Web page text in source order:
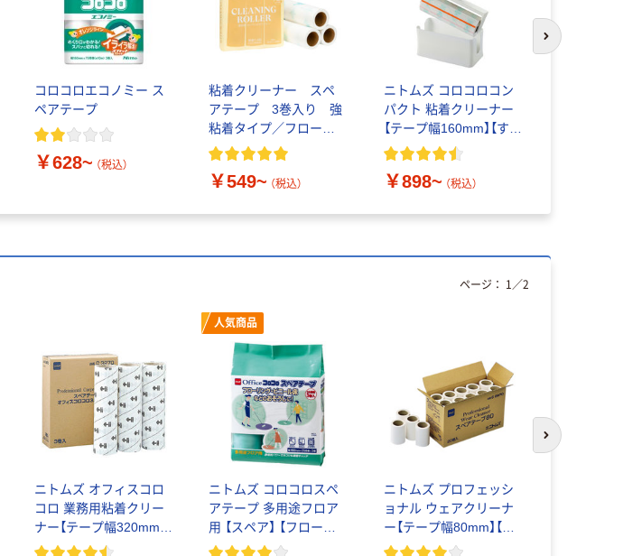
コロコロエコノミー ス
ペアテープ
￥628~ （税込）
粘着クリーナー スペ
アテープ 3巻入り 強
粘着タイプ／フローリ
ング・カーペット両用タ
コ オリジナル
￥549~ （税込）
ニトムズ コロコロコン
パクト 粘着クリーナー
【テープ幅160mm】【すじ
塗り】【スカットカット】
￥898~ （税込）
次のスライド
ニトムズ オフィスコロ
コロ 業務用粘着クリー
ナー【テープ幅320mm】
【芯径76.5mm】
人気商品
ニトムズ コロコロスペ
アテープ 多用途フロア
用 【スペア】 【フローリ
ング用】
ニトムズ プロフェッシ
ョナル ウェアクリーナ
ー【テープ幅80mm】【衣
類用】
ページ： 1 ／2
次のスライド